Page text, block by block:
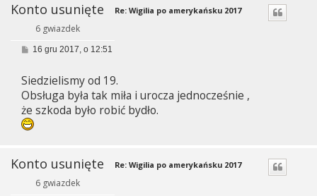
Konto usunięte
6 gwiazdek
Re: Wigilia po amerykańsku 2017
P
t
16 gru 2017, o 12:51
Siedzielismy od 19.
Obsługa była tak miła i urocza jednocześnie ,
że szkoda było robić bydło.
Konto usunięte
6 gwiazdek
Re: Wigilia po amerykańsku 2017